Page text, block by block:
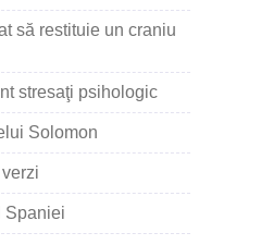
să restituie un craniu
stresaţi psihologic
Solomon
Spaniei